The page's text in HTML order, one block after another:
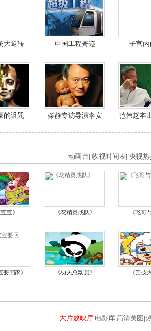
大逆转 中国工程奇迹 子宫
的诅咒 柴静专访导演李安 范伟赵本
动画台 收视时间表 央视热
宝》 《花精灵战队》 《飞哥
要回家》 《功夫总动员》 《竞技
大片放映厅 电影库 高清美图